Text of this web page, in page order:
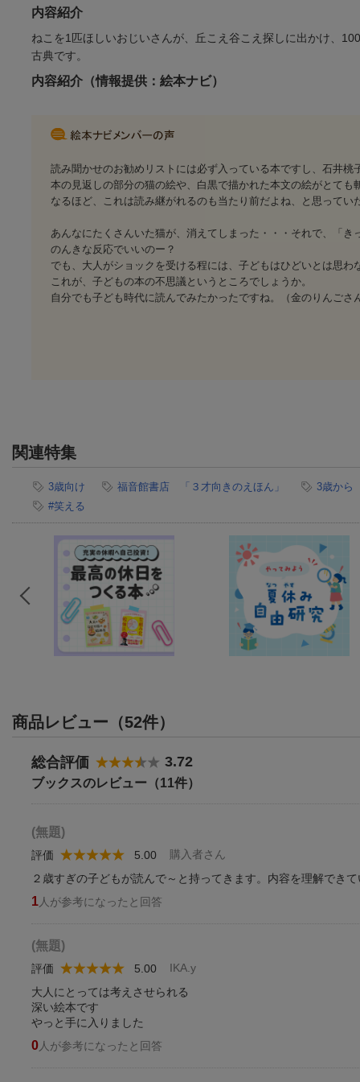
内容紹介
ねこを1匹ほしいおじいさんが、丘こえ谷こえ探しに出かけ、
古典です。
内容紹介（情報提供：絵本ナビ）
読み聞かせのお勧めリストには必ず入っている本ですし、石井桃
本の見返しの部分の猫の絵や、白黒で描かれた本文の絵がとても
なるほど、これは読み継がれるのも当たり前だよね、と思って
あんなにたくさんいた猫が、消えてしまった・・・それで、「
のんきな反応でいいのー？
でも、大人がショックを受ける程には、子どもはひどいとは思わ
これが、子どもの本の不思議というところでしょうか。
自分でも子ども時代に読んでみたかったですね。（金のりんご
関連特集
3歳向け 福音館書店 「３才向きのえほん」
3歳から
#笑える
商品レビュー（52件）
総合評価 3.72
ブックスのレビュー（11件）
(無題)
購入者さん
評価
5.00
２歳すぎの子どもが読んで～と持ってきます。内容を理解でき
1 人が参考になったと回答
(無題)
IKA.y
評価
5.00
大人にとっては考えさせられる
深い絵本です
やっと手に入りました
0 人が参考になったと回答